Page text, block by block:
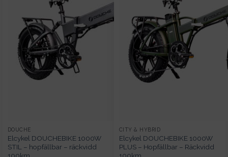
DOUCHE
Elcykel DOUCHEBIKE 1000W
STIL – hopfällbar – räckvidd
100km
CITY & HYBRID
Elcykel DOUCHEBIKE 1000W
PLUS – Hopfällbar – Räckvidd
100km